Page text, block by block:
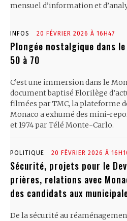
mensuel d’information et
INFOS 20 FÉVRIER 2026 À 16H47
Plongée nostalgique dans
50 à 70
C’est une immersion dans le
document baptisé Florilège
filmées par TMC, la plateforme
Monaco a exhumé des mini-
et 1974 par Télé Monte-Carlo.
POLITIQUE 20 FÉVRIER 2026 À
Sécurité, projets pour le
prières, relations avec
des candidats aux
De la sécurité au